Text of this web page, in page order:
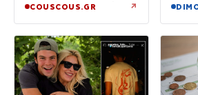
COUSCOUS.GR ↗